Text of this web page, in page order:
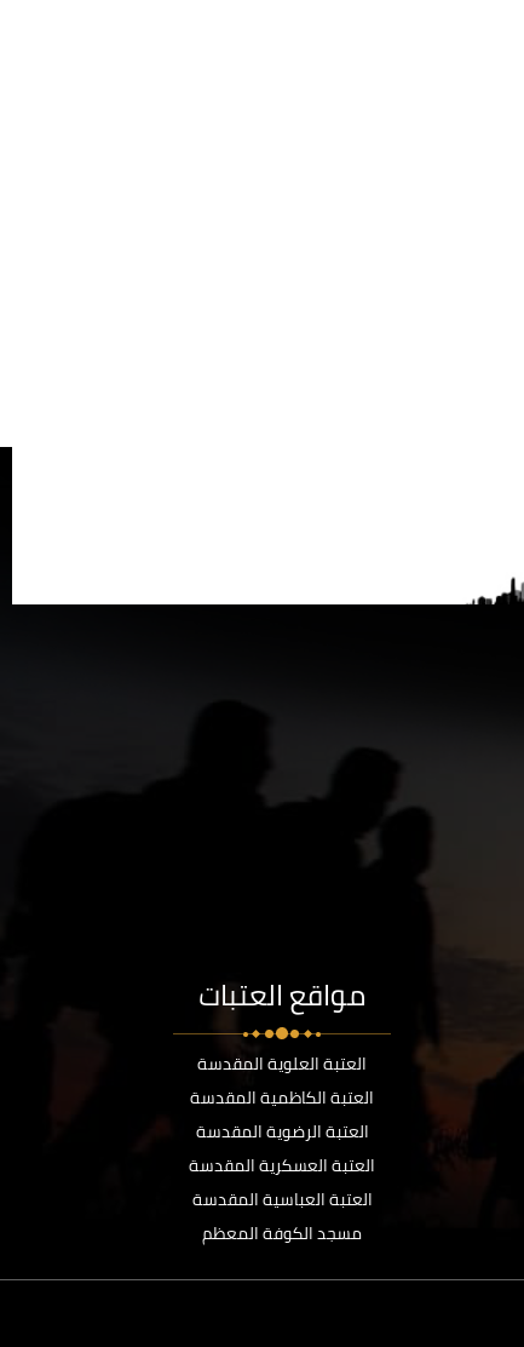
مواقع العتبات
العتبة العلوية المقدسة
العتبة الكاظمية المقدسة
العتبة الرضوية المقدسة
العتبة العسكرية المقدسة
العتبة العباسية المقدسة
مسجد الكوفة المعظم